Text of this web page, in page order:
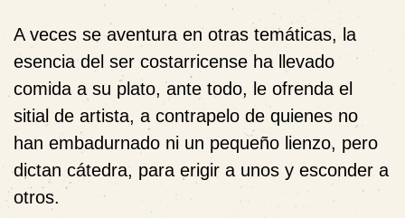
A veces se aventura en otras temáticas, la
esencia del ser costarricense ha llevado
comida a su plato, ante todo, le ofrenda el
sitial de artista, a contrapelo de quienes no
han embadurnado ni un pequeño lienzo, pero
dictan cátedra, para erigir a unos y esconder a
otros.